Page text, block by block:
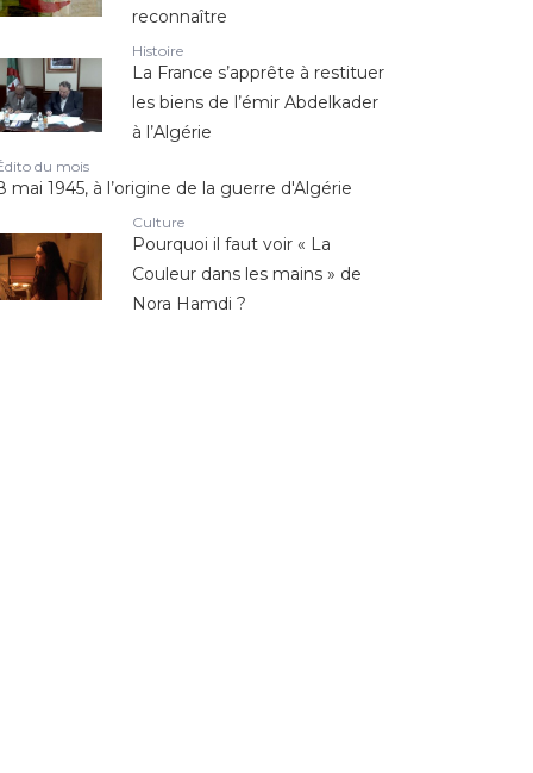
reconnaître
Histoire
La France s’apprête à restituer
les biens de l’émir Abdelkader
à l’Algérie
du mois
mai 1945, à l’origine de la guerre d'Algérie
Culture
Pourquoi il faut voir « La
Couleur dans les mains » de
Nora Hamdi ?